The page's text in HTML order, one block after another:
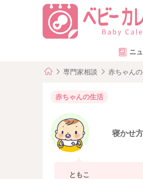
ニ
専門家相談 赤ちゃん
赤ちゃんの生活
寝かせ方
ともこ